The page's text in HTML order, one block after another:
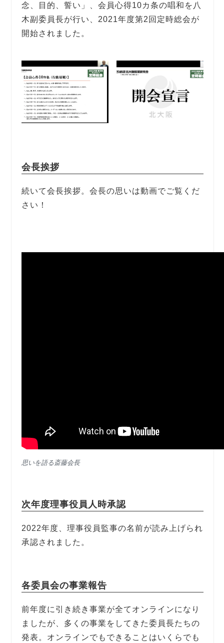
念、目的、誓い」、会員心得10カ条の唱和を八
木副委員長が行い、2021年度第2回定時総会が
開始されました。
会長挨拶
続いて会長挨拶。会長の思いは動画でご覧くだ
さい！
思いを語る斎藤会長
次年度理事役員人時承認
2022年度、理事役員監事の名前が読み上げられ
承認されました。
各委員会の事業報告
前年度に引き続き事業が全てオンラインになり
ましたが、多くの事業をしてきた委員長たちの
発表。オンラインでもできることはいくらでも